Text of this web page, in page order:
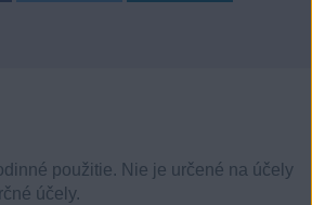
použitie. Nie je určené na účely
účely.